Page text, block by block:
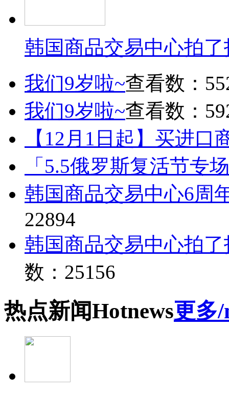
韩国商品交易中心拍
我们9岁啦~查看数：
我们9岁啦~查看数：
【12月1日起】买进口
「5.5俄罗斯复活节专
韩国商品交易中心6周
22894
韩国商品交易中心拍
数：25156
热点新闻Hotnews更多